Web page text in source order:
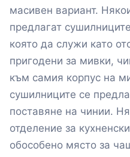
масивен вариант.
предлагат
която да служи като
пригодени за мивки,
към самия корпус на
сушилниците се
поставяне на чинии.
отделение за
обособено място за